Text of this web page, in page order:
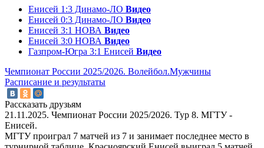
Енисей 1:3 Динамо-ЛО Видео
Енисей 0:3 Динамо-ЛО Видео
Енисей 3:1 НОВА Видео
Енисей 3:0 НОВА Видео
Газпром-Югра 3:1 Енисей Видео
Чемпионат России 2025/2026. Волейбол.Мужчины
Расписание и результаты
Рассказать друзьям
21.11.2025. Чемпионат России 2025/2026. Тур 8. МГТУ -
Енисей.
МГТУ проиграл 7 матчей из 7 и занимает последнее место в